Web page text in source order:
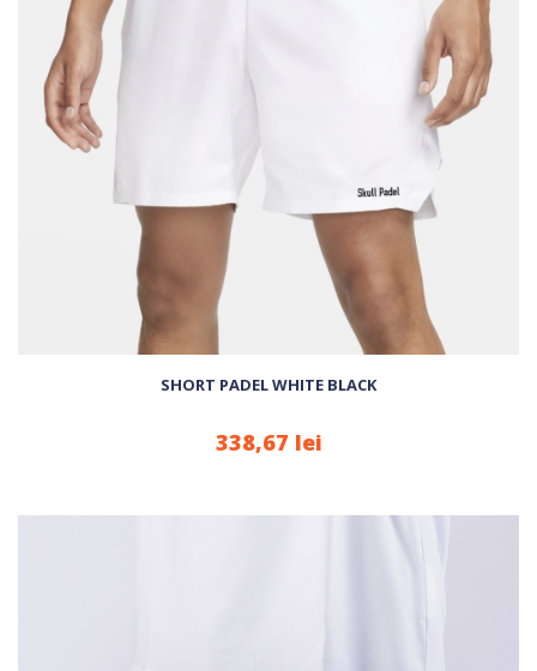
SHORT PADEL WHITE BLACK
338,67 lei